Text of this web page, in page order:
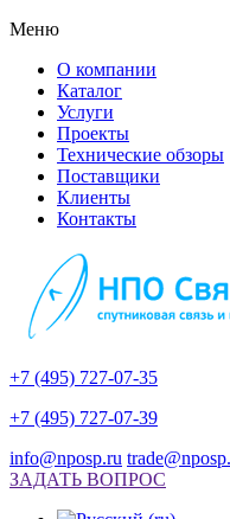
Меню
О компании
Каталог
Услуги
Проекты
Технические обзоры
Поставщики
Клиенты
Контакты
+7 (495) 727-07-35
+7 (495) 727-07-39
info@nposp.ru
ЗАДАТЬ ВОПРОС